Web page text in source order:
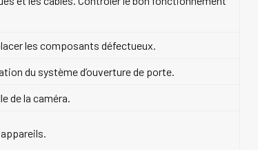
les composants défectueux.
du système d’ouverture de porte.
de la caméra.